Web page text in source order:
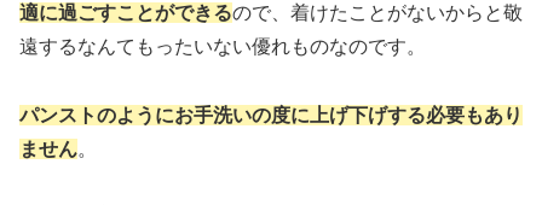
適に過ごすことができるので、着けたことがないからと敬
遠するなんてもったいない優れものなのです。
パンストのようにお手洗いの度に上げ下げする必要もあり
ません。